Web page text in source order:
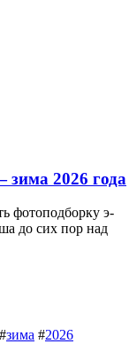
2026 года
фотоподборку э-
до сих пор над
#зима #2026